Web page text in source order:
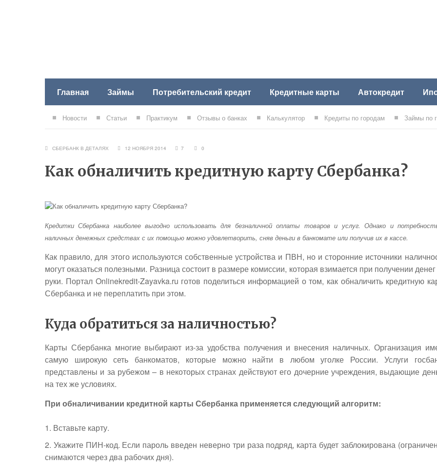
Главная Займы Потребительский кредит Кредитные карты Автокредит
Новости Статьи Практикум Отзывы о банках Калькулятор Кредиты по городам Займы по
СБЕРБАНК В ДЕТАЛЯХ 12 НОЯБРЯ 2014 7 0
Как обналичить кредитную карту Сбербанка?
Кредитки Сбербанка наиболее выгодно использовать для безналичной оплаты товаров и услуг. Однако и
наличных денежных средствах с их помощью можно удовлетворить, сняв деньги в банкомате или получив их в кассе.
Как правило, для этого используются собственные устройства и ПВН, но и сторонние источники
могут оказаться полезными. Разница состоит в размере комиссии, которая взимается при получении
руки. Портал Onlinekredit-Zayavka.ru готов поделиться информацией о том, как обналичить кредитную
Сбербанка и не переплатить при этом.
Куда обратиться за наличностью?
Карты Сбербанка многие выбирают из-за удобства получения и внесения наличных. Организация
самую широкую сеть банкоматов, которые можно найти в любом уголке России. Услуги
представлены и за рубежом – в некоторых странах действуют его дочерние учреждения, выдающие
на тех же условиях.
При обналичивании кредитной карты Сбербанка применяется следующий алгоритм:
Вставьте карту.
Укажите ПИН-код. Если пароль введен неверно три раза подряд, карта будет заблокирована
снимаются через два рабочих дня).